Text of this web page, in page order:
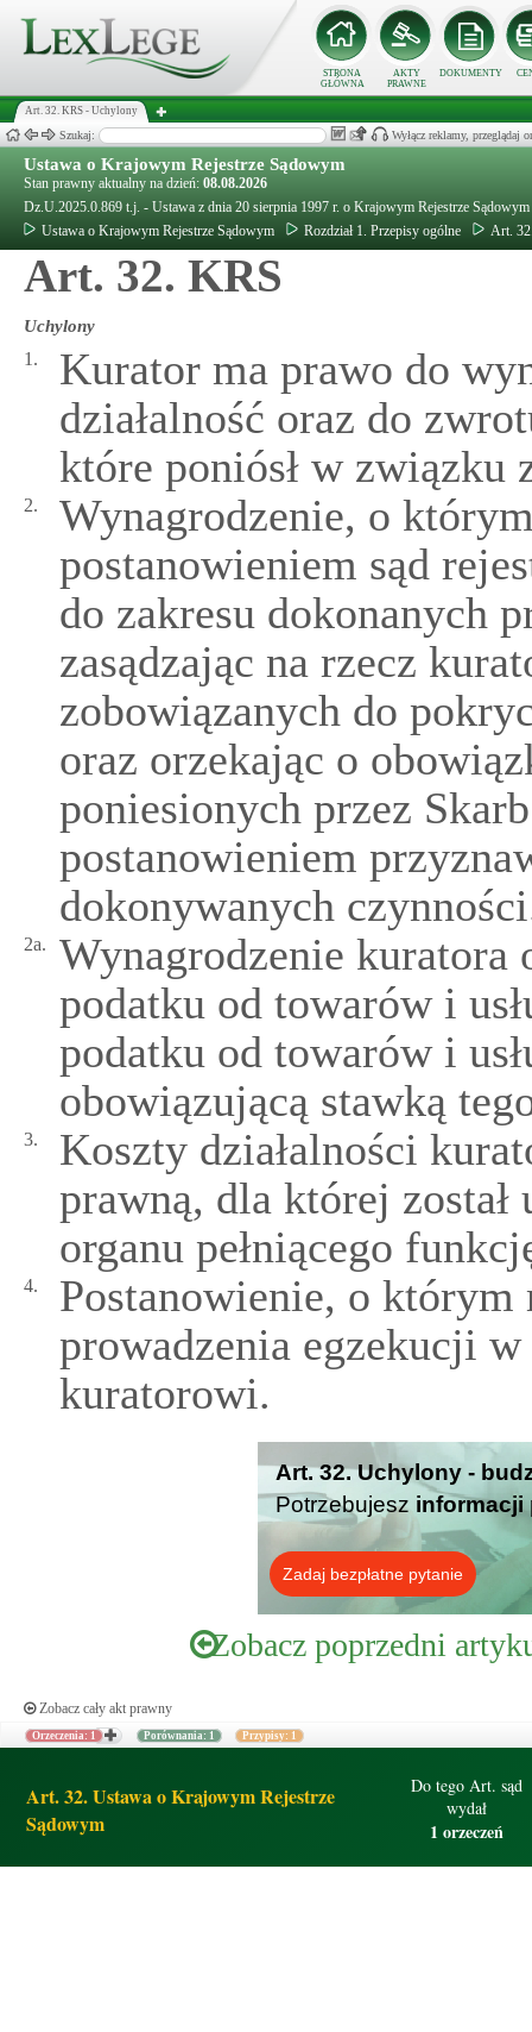
STRONA
GŁÓWNA
AKTY
PRAWNE
DOKUMENTY
Art. 32. KRS - Uchylony
Szukaj: Wyłącz reklamy, przeglądaj
Ustawa o Krajowym Rejestrze Sądowym
Stan prawny aktualny na dzień: 08.08.2026
Dz.U.2025.0.869 t.j. - Ustawa z dnia 20 sierpnia 1997 r. o Krajowym Rejestrze Sądowym
Ustawa o Krajowym Rejestrze Sądowym
Rozdział 1. Przepisy ogólne Art.
Art. 32. KRS
Uchylony
1.
Kurator ma prawo do
działalność oraz do
które poniósł w związku
2.
Wynagrodzenie, o
postanowieniem sąd
do zakresu dokonanych
zasądzając na rzecz
zobowiązanych do
oraz orzekając o
poniesionych przez
postanowieniem
dokonywanych
2a.
Wynagrodzenie kuratora
podatku od towarów i
podatku od towarów i
obowiązującą stawką
3.
Koszty działalności
prawną, dla której
organu pełniącego
4.
Postanowienie, o którym
prowadzenia egzekucji
kuratorowi.
Art. 32. Uchylony -
Potrzebujesz informacji
Zadaj bezpłatne pytanie
Zobacz poprzedni
Zobacz cały akt prawny
Orzeczenia: 1 Porównania: 1 Przypisy: 1
Art. 32. Ustawa o Krajowym Rejestrze
Sądowym
Do tego Art. sąd
wydał
1 orzeczeń